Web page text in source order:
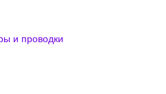
и проводки